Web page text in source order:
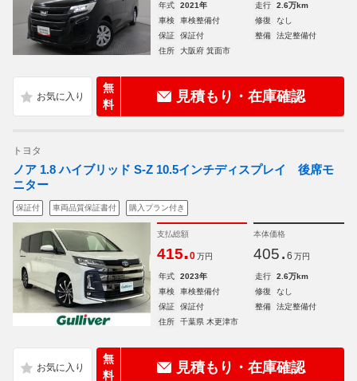
年式 2021年 走行
2.6万km
車検
車検整備付 修復
なし
保証
保証付 整備
法定整備付
住所
大阪府 箕面市
無
料
見積もり・在庫確認
トヨタ
ノア 1.8 ハイブリッド S-Z 10.5インチディスプレイ 後席モ
ニター
保証付 車両品質保証書付 購入プラン付き
支払総額
415.0 万円
本体価格
405. 6 万円
年式 2023年 走行
2.6万km
車検
車検整備付 修復
なし
保証
保証付 整備
法定整備付
住所
千葉県 木更津市
無
料
見積もり・在庫確認